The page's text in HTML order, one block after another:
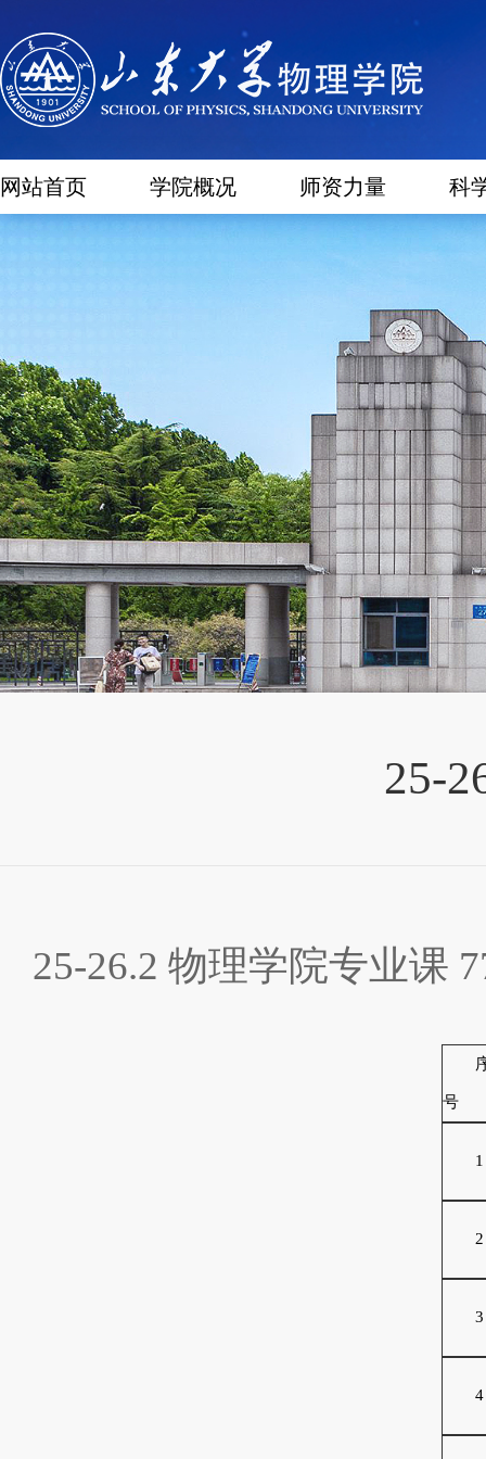
网站首页 学院概况 师资力量 科
25-
25-26.2 物理学院专业课
号
1
2
3
4